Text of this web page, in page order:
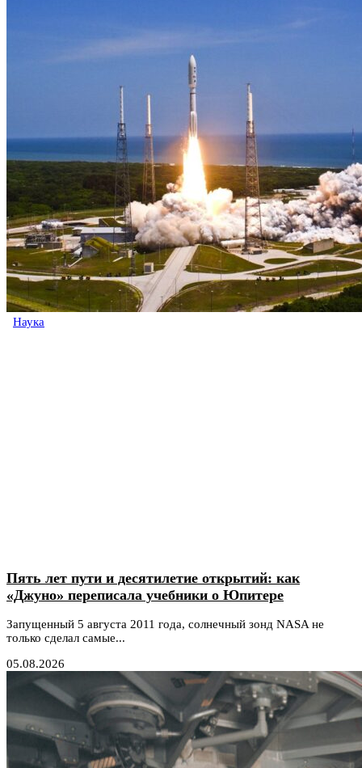
Наука
Пять лет пути и десятилетие открытий: как
«Джуно» переписала учебники о Юпитере
Запущенный 5 августа 2011 года, солнечный зонд NASA не
только сделал самые...
05.08.2026